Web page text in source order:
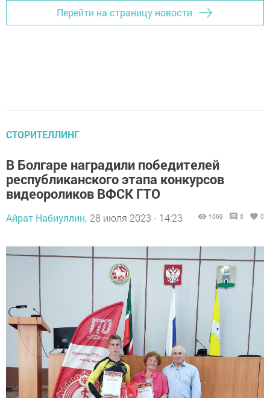
Перейти на страницу новости
СТОРИТЕЛЛИНГ
В Болгаре наградили победителей
республиканского этапа конкурсов
видеороликов ВФСК ГТО
Айрат Набиуллин, 28 июля 2023 - 14:23 1069 0 0